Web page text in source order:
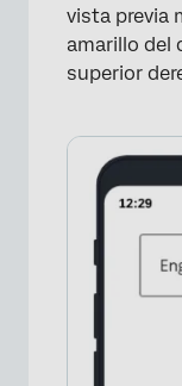
vista previa
amarillo del
superior